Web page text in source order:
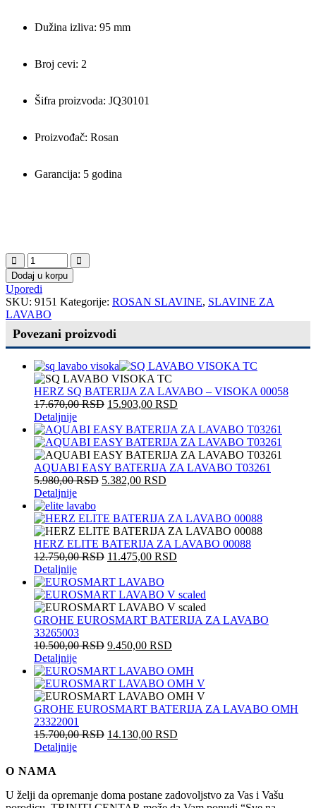
Dužina izliva: 95 mm
Broj cevi: 2
Šifra proizvoda: JQ30101
Proizvođač: Rosan
Garancija: 5 godina
Dodaj u korpu
Uporedi
SKU: 9151 Kategorije: ROSAN SLAVINE, SLAVINE ZA
LAVABO
Povezani proizvodi
HERZ SQ BATERIJA ZA LAVABO – VISOKA 00058
17.670,00RSD 15.903,00 RSD
Detaljnije
AQUABI EASY BATERIJA ZA LAVABO T03261
5.980,00RSD 5.382,00 RSD
Detaljnije
HERZ ELITE BATERIJA ZA LAVABO 00088
12.750,00RSD 11.475,00 RSD
Detaljnije
GROHE EUROSMART BATERIJA ZA LAVABO
33265003
10.500,00RSD 9.450,00 RSD
Detaljnije
GROHE EUROSMART BATERIJA ZA LAVABO OMH
23322001
15.700,00RSD 14.130,00 RSD
Detaljnije
O NAMA
U želji da opremanje doma postane zadovoljstvo za Vas i Vašu